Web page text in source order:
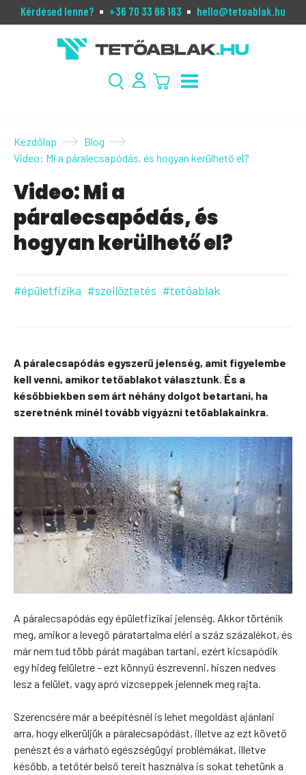
Kérdésed lenne? +36 70 33 66 163 hello@tetoablak.hu
Kezdőlap
Blog
Video: Mi a páralecsapódás, és hogyan kerülhető el?
Video: Mi a
páralecsapódás, és
hogyan kerülhető el?
#épületfizika #szellőztetés #tetőablak
A páralecsapódás egyszerű jelenség, amit figyelembe
kell venni, amikor tetőablakot választunk. És a
későbbiekben sem árt néhány dolgot betartani, ha
szeretnénk minél tovább vigyázni tetőablakainkra.
A páralecsapódás egy épületfizikai jelenség. Akkor történik
meg, amikor a levegő páratartalma eléri a száz százalékot, és
már nem tud több párát magában tartani, ezért kicsapódik
egy hideg felületre – ezt könnyű észrevenni, hiszen nedves
lesz a felület, vagy apró vízcseppek jelennek meg rajta.
Szerencsére már a beépítésnél is lehet megoldást ajánlani
arra, hogy elkerüljük a páralecsapódást, illetve az ezt követő
penészt és a várható egészségügyi problémákat, illetve
később, a tetőtér belső tereit használva is sokat tehetünk a